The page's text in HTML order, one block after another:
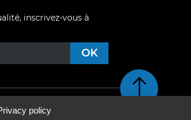
inscrivez-vous à
Retour en haut de page
policy